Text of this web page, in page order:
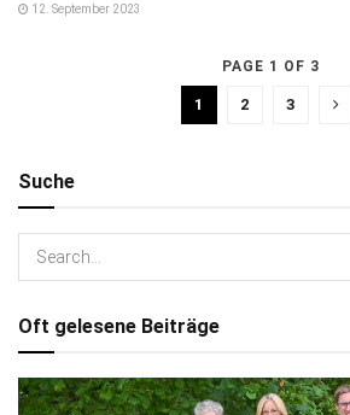
12. September 2023
PAGE 1 OF 3
1 2 3
Suche
Oft gelesene Beiträge